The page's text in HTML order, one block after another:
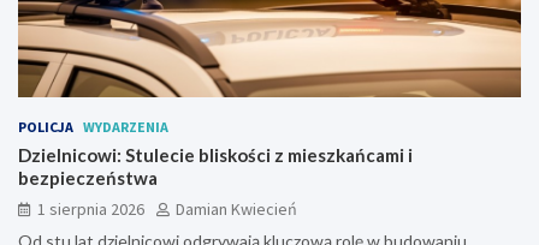
POLICJA WYDARZENIA
Dzielnicowi: Stulecie bliskości z mieszkańcami i
bezpieczeństwa
1 sierpnia 2026
Damian Kwiecień
Od stu lat dzielnicowi odgrywają kluczową rolę w budowaniu